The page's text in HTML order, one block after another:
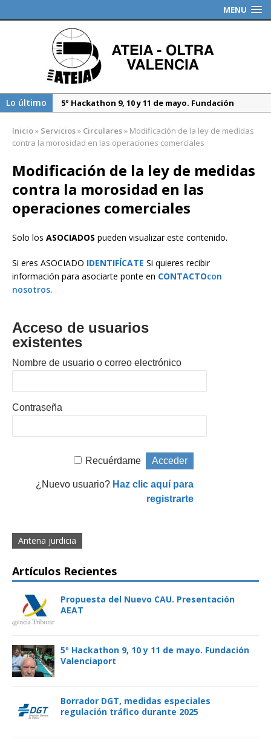
MENU
Lo último
5º Hackathon 9, 10 y 11 de mayo. Fundación
Borrador DGT, medidas especiales regulación
Propuesta del Nuevo CAU. Presentación AEAT
Inicio» Servicios» Circulares» Modificación de la ley de medidas
contra la morosidad en las operaciones comerciales
Modificación de la ley de medidas
contra la morosidad en las
operaciones comerciales
Solo los ASOCIADOS pueden visualizar este contenido.
Si eres ASOCIADO IDENTIFÍCATE Si quieres recibir
información para asociarte ponte en CONTACTOcon
nosotros.
Acceso de usuarios
existentes
Nombre de usuario o correo electrónico
Contraseña
Recuérdame
¿Nuevo usuario? Haz clic aquí para
registrarte
Antena jurdicia
Artículos Recientes
Propuesta del Nuevo CAU. Presentación
AEAT
5º Hackathon 9, 10 y 11 de mayo. Fundación
Valenciaport
Borrador DGT, medidas especiales
regulación tráfico durante 2025